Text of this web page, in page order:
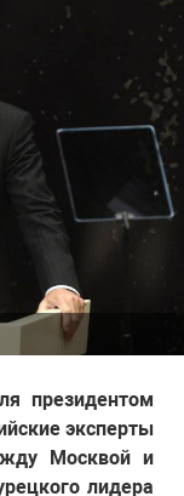
президентом
эксперты
Москвой и
лидера